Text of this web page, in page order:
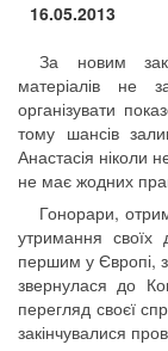
16.05.2013
За новим
матеріалів не
організувати
тому шансів
Анастасія ніколи
не має жодних
Гонорари,
утримання своїх
першим у Європі,
звернулася до
перегляд своєї
закінчувалися